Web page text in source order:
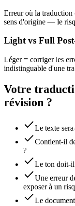
Erreur où la traduction
sens d'origine — le
Light vs Full
Léger = corriger les
indistinguable d'une
Votre
révision ?
Le texte
Contient-il
?
Le ton doit-il
Une erreur
exposer à un
Le